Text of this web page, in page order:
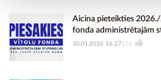
Aicina pieteikties
fonda administrētajām
30.01.2026 16:27104